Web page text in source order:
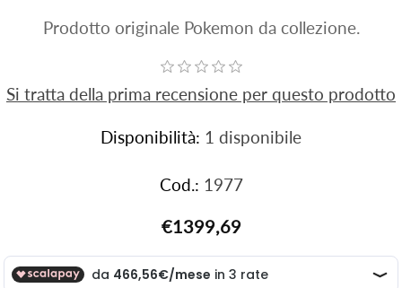
Prodotto originale Pokemon da collezione.
Si tratta della prima recensione per questo prodotto
Disponibilità: 1 disponibile
Cod.: 1977
€1399,69